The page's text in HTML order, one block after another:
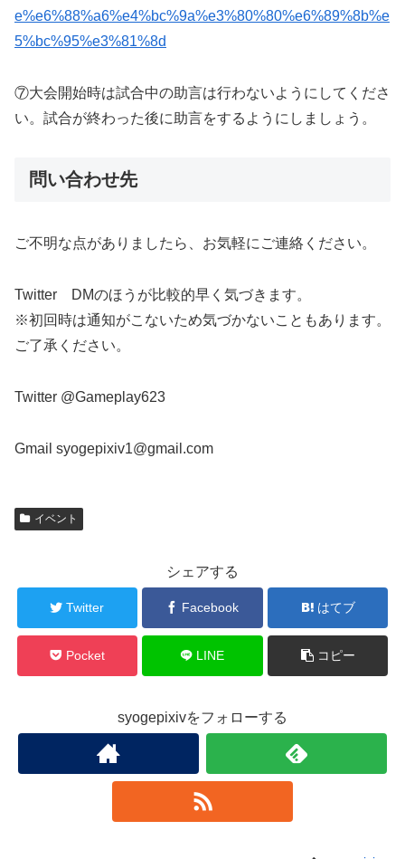
e%e6%88%a6%e4%bc%9a%e3%80%80%e6%89%8b%e
5%bc%95%e3%81%8d
⑦大会開始時は試合中の助言は行わないようにしてくださ
い。試合が終わった後に助言をするようにしましょう。
問い合わせ先
ご不明な点がありましたら、お気軽にご連絡ください。
Twitter DMのほうが比較的早く気づきます。
※初回時は通知がこないため気づかないこともあります。
ご了承ください。
Twitter @Gameplay623
Gmail syogepixiv1@gmail.com
イベント
シェアする
Twitter Facebook はてブ
Pocket LINE コピー
syogepixivをフォローする